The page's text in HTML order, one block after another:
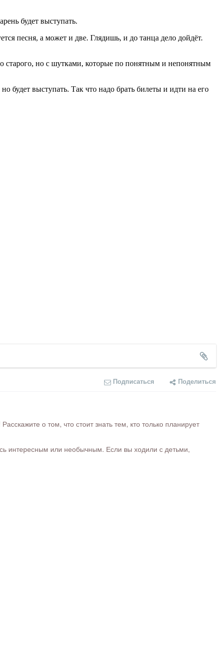
будет выступать.
песня, а может и две. Глядишь, и до танца дело дойдёт.
старого, но с шутками, которые по понятным и непонятным
будет выступать. Так что надо брать билеты и идти на его
Подписаться Поделиться
о том, что стоит знать тем, кто только планирует
интересным или необычным. Если вы ходили с детьми,